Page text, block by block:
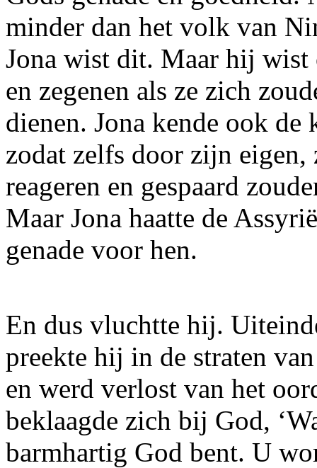
minder dan het volk van
Jona wist dit. Maar hij wist
en zegenen als ze zich
dienen. Jona kende ook de
zodat zelfs door zijn
reageren en gespaard
Maar Jona haatte de
genade voor hen.
En dus vluchtte hij.
preekte hij in de straten
en werd verlost van het
beklaagde zich bij God,
barmhartig God bent. U